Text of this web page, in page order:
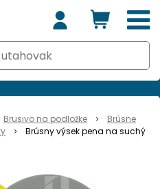
Brusivo na podložke
Brúsne
Brúsny výsek pena na suchý